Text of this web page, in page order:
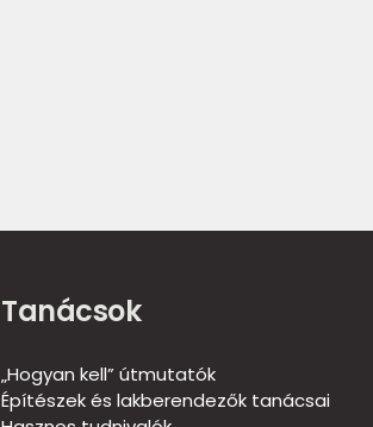
Tanácsok
„Hogyan kell” útmutatók
Építészek és lakberendezők tanácsai